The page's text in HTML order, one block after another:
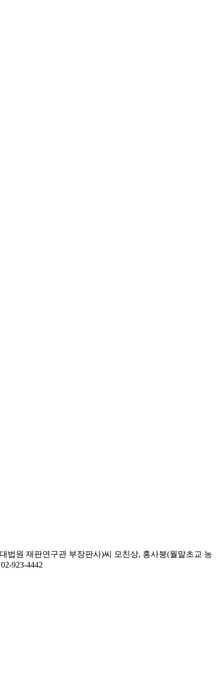
원 재판연구관 부장판사)씨 모친상, 홍사붕(월말초교 농
923-4442